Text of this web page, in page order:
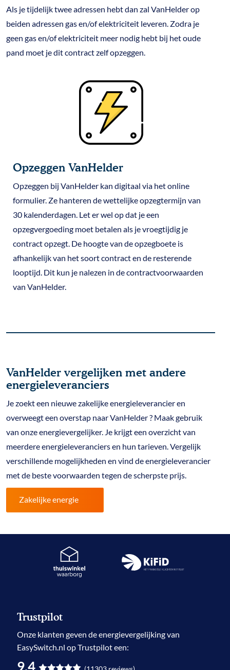
Als je tijdelijk twee adressen hebt dan zal VanHelder op
beiden adressen gas en/of elektriciteit leveren. Zodra je
geen gas en/of elektriciteit meer nodig hebt bij het oude
pand moet je dit contract zelf opzeggen.
Opzeggen VanHelder
Opzeggen bij VanHelder kan digitaal via het online
formulier. Ze hanteren de wettelijke opzegtermijn van
30 kalenderdagen. Let er wel op dat je een
opzegvergoeding moet betalen als je vroegtijdig je
contract opzegt. De hoogte van de opzegboete is
afhankelijk van het soort contract en de resterende
looptijd. Dit kun je nalezen in de contractvoorwaarden
van VanHelder.
VanHelder vergelijken met andere
energieleveranciers
Je zoekt een nieuwe zakelijke energieleverancier en
overweegt een overstap naar VanHelder ? Maak gebruik
van onze energievergelijker. Je krijgt een overzicht van
meerdere energieleveranciers en hun tarieven. Vergelijk
verschillende mogelijkheden en vind de energieleverancier
met de beste voorwaarden tegen de scherpste prijs.
Zakelijke energie
Trustpilot
Onze klanten geven deenergievergelijkingvan
EasySwitch.nl op Trustpilot een:
9.4